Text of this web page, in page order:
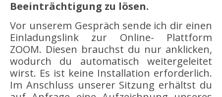
Beeinträchtigung zu lösen.
Vor unserem Gespräch sende ich dir einen
Einladungslink zur Online- Plattform
ZOOM. Diesen brauchst du nur anklicken,
wodurch du automatisch weitergeleitet
wirst. Es ist keine Installation erforderlich.
Im Anschluss unserer Sitzung erhältst du